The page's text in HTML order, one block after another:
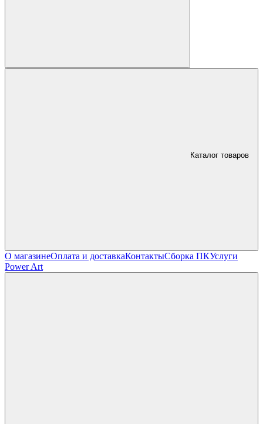
Каталог товаров
О магазинеОплата и доставкаКонтактыСборка ПКУслуги
Power Art